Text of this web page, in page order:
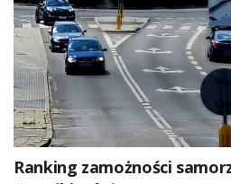
Ranking zamożności